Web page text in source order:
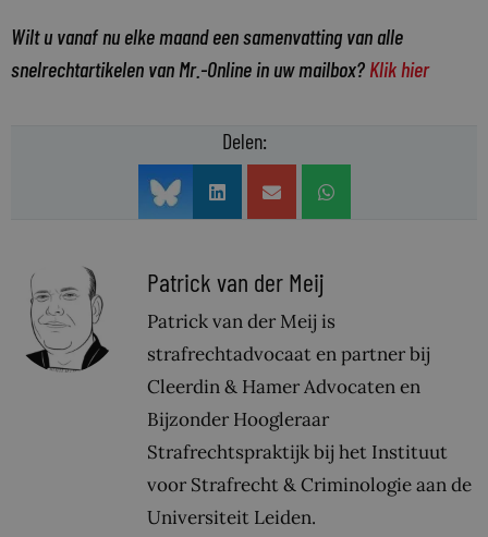
Wilt u vanaf nu elke maand een samenvatting van alle
snelrechtartikelen van Mr.-Online in uw mailbox? Klik hier
Delen:
Patrick van der Meij
Patrick van der Meij is
strafrechtadvocaat en partner bij
Cleerdin & Hamer Advocaten en
Bijzonder Hoogleraar
Strafrechtspraktijk bij het Instituut
voor Strafrecht & Criminologie aan de
Universiteit Leiden.